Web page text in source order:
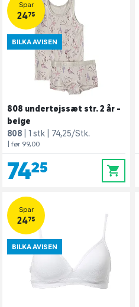
Spar
24,75
BILKA AVISEN
808 undertøjssæt str. 2 år -
beige
808
1 stk 74,25/Stk.
| før 99,00
74,25 0
Spar
24,75
BILKA AVISEN